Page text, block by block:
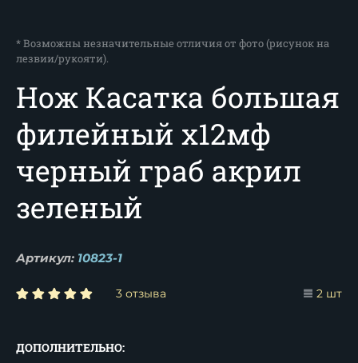
* Возможны незначительные отличия от фото (рисунок на
лезвии/рукояти).
Нож Касатка большая
филейный х12мф
черный граб акрил
зеленый
Артикул: 10823-1
3 отзыва 2 шт
ДОПОЛНИТЕЛЬНО: